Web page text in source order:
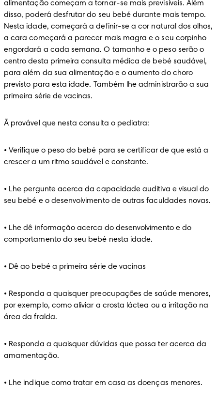
alimentação começam a tornar-se mais previsíveis. Além
disso, poderá desfrutar do seu bebé durante mais tempo.
Nesta idade, começará a definir-se a cor natural dos olhos,
a cara começará a parecer mais magra e o seu corpinho
engordará a cada semana. O tamanho e o peso serão o
centro desta primeira consulta médica de bebé saudável,
para além da sua alimentação e o aumento do choro
previsto para esta idade. Também lhe administrarão a sua
primeira série de vacinas.
Ã provável que nesta consulta o pediatra:
• Verifique o peso do bebé para se certificar de que está a
crescer a um ritmo saudável e constante.
• Lhe pergunte acerca da capacidade auditiva e visual do
seu bebé e o desenvolvimento de outras faculdades novas.
• Lhe dê informação acerca do desenvolvimento e do
comportamento do seu bebé nesta idade.
• Dê ao bebé a primeira série de vacinas
• Responda a quaisquer preocupações de saúde menores,
por exemplo, como aliviar a crosta láctea ou a irritação na
área da fralda.
• Responda a quaisquer dúvidas que possa ter acerca da
amamentação.
• Lhe indique como tratar em casa as doenças menores.